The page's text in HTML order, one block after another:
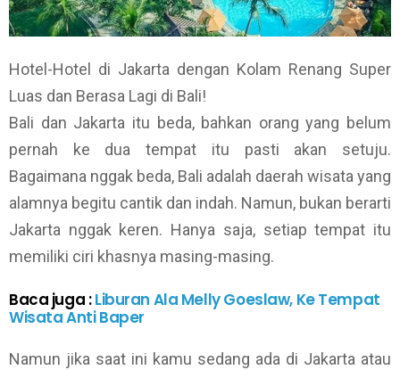
Hotel-Hotel di Jakarta dengan Kolam Renang Super
Luas dan Berasa Lagi di Bali!
Bali dan Jakarta itu beda, bahkan orang yang belum
pernah ke dua tempat itu pasti akan setuju.
Bagaimana nggak beda, Bali adalah daerah wisata yang
alamnya begitu cantik dan indah. Namun, bukan berarti
Jakarta nggak keren. Hanya saja, setiap tempat itu
memiliki ciri khasnya masing-masing.
Baca juga :Liburan Ala Melly Goeslaw, Ke Tempat
Wisata Anti Baper
Namun jika saat ini kamu sedang ada di Jakarta atau